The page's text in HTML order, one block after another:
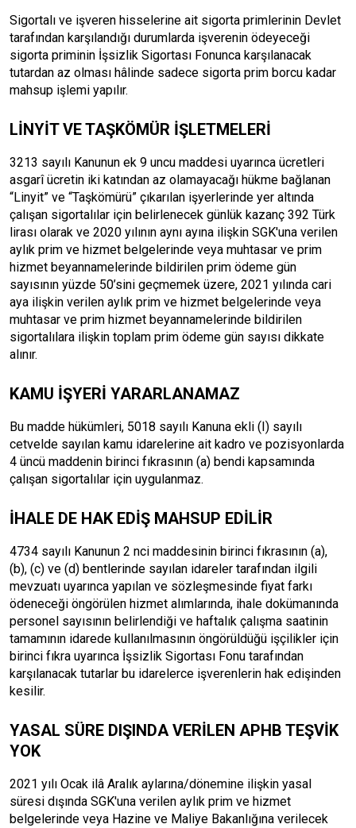
Sigortalı ve işveren hisselerine ait sigorta primlerinin Devlet
tarafından karşılandığı durumlarda işverenin ödeyeceği
sigorta priminin İşsizlik Sigortası Fonunca karşılanacak
tutardan az olması hâlinde sadece sigorta prim borcu kadar
mahsup işlemi yapılır.
LİNYİT VE TAŞKÖMÜR İŞLETMELERİ
3213 sayılı Kanunun ek 9 uncu maddesi uyarınca ücretleri
asgarî ücretin iki katından az olamayacağı hükme bağlanan
“Linyit” ve “Taşkömürü” çıkarılan işyerlerinde yer altında
çalışan sigortalılar için belirlenecek günlük kazanç 392 Türk
lirası olarak ve 2020 yılının aynı ayına ilişkin SGK'una verilen
aylık prim ve hizmet belgelerinde veya muhtasar ve prim
hizmet beyannamelerinde bildirilen prim ödeme gün
sayısının yüzde 50’sini geçmemek üzere, 2021 yılında cari
aya ilişkin verilen aylık prim ve hizmet belgelerinde veya
muhtasar ve prim hizmet beyannamelerinde bildirilen
sigortalılara ilişkin toplam prim ödeme gün sayısı dikkate
alınır.
KAMU İŞYERİ YARARLANAMAZ
Bu madde hükümleri, 5018 sayılı Kanuna ekli (I) sayılı
cetvelde sayılan kamu idarelerine ait kadro ve pozisyonlarda
4 üncü maddenin birinci fıkrasının (a) bendi kapsamında
çalışan sigortalılar için uygulanmaz.
İHALE DE HAK EDİŞ MAHSUP EDİLİR
4734 sayılı Kanunun 2 nci maddesinin birinci fıkrasının (a),
(b), (c) ve (d) bentlerinde sayılan idareler tarafından ilgili
mevzuatı uyarınca yapılan ve sözleşmesinde fiyat farkı
ödeneceği öngörülen hizmet alımlarında, ihale dokümanında
personel sayısının belirlendiği ve haftalık çalışma saatinin
tamamının idarede kullanılmasının öngörüldüğü işçilikler için
birinci fıkra uyarınca İşsizlik Sigortası Fonu tarafından
karşılanacak tutarlar bu idarelerce işverenlerin hak edişinden
kesilir.
YASAL SÜRE DIŞINDA VERİLEN APHB TEŞVİK
YOK
2021 yılı Ocak ilâ Aralık aylarına/dönemine ilişkin yasal
süresi dışında SGK'una verilen aylık prim ve hizmet
belgelerinde veya Hazine ve Maliye Bakanlığına verilecek